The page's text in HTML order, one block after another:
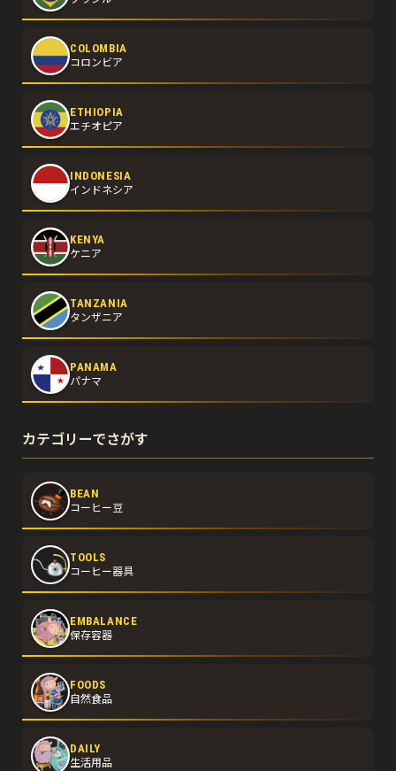
COLOMBIA
コロンビア
ETHIOPIA
エチオピア
INDONESIA
インドネシア
KENYA
ケニア
TANZANIA
タンザニア
PANAMA
パナマ
カテゴリーでさがす
BEAN
コーヒー豆
TOOLS
コーヒー器具
EMBALANCE
保存容器
FOODS
自然食品
DAILY
生活用品